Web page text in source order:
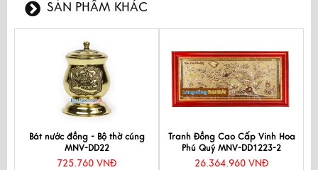
SẢN PHẨM KHÁC
Bát nước đồng - Bộ thờ cúng
MNV-DD22
725.760 VNĐ
Tranh Đồng Cao Cấp Vinh Hoa
Phú Quý MNV-DD1223-2
26.364.960 VNĐ